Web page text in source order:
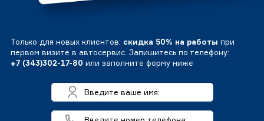
Только для новых клиентов: скидка 50% на работы при
первом визите в автосервис. Запишитесь по телефону:
+7 (343)302-17-80 или заполните форму ниже